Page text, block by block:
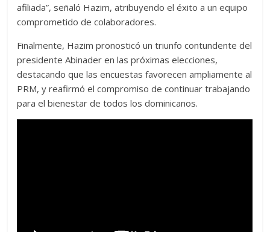
afiliada”, señaló Hazim, atribuyendo el éxito a un equipo
comprometido de colaboradores.
Finalmente, Hazim pronosticó un triunfo contundente del
presidente Abinader en las próximas elecciones,
destacando que las encuestas favorecen ampliamente al
PRM, y reafirmó el compromiso de continuar trabajando
para el bienestar de todos los dominicanos.